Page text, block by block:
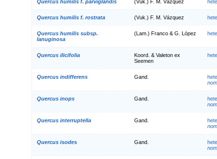
Quercus humilis f. parviglandis (Vuk.) F. M. Vázquez
Quercus humilis f. rostrata (Vuk.) F. M. Vázquez
Quercus humilis subsp.
lanuginosa
(Lam.) Franco & G. López
Quercus ilicifolia
Koord. & Valeton ex
Seemen
Quercus indifferens Gand.
Quercus inops Gand.
Quercus interruptella Gand.
Quercus isodes Gand.